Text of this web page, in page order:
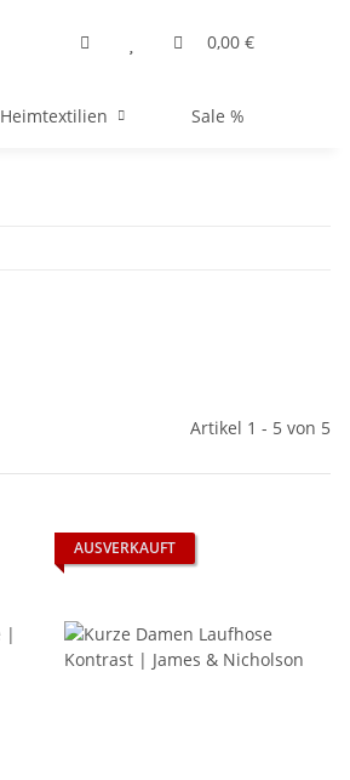
0,00 €
Heimtextilien Sale %
Artikel 1 - 5 von 5
AUSVERKAUFT